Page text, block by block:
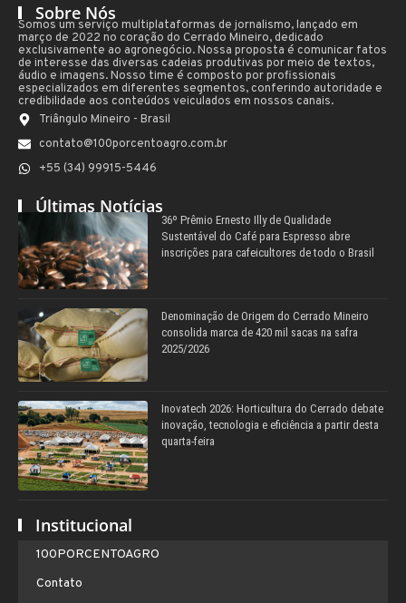
Sobre Nós
Somos um serviço multiplataformas de jornalismo, lançado em
março de 2022 no coração do Cerrado Mineiro, dedicado
exclusivamente ao agronegócio. Nossa proposta é comunicar fatos
de interesse das diversas cadeias produtivas por meio de textos,
áudio e imagens. Nosso time é composto por profissionais
especializados em diferentes segmentos, conferindo autoridade e
credibilidade aos conteúdos veiculados em nossos canais.
Triângulo Mineiro - Brasil
contato@100porcentoagro.com.br
+55 (34) 99915-5446
Últimas Notícias
36º Prêmio Ernesto Illy de Qualidade
Sustentável do Café para Espresso abre
inscrições para cafeicultores de todo o Brasil
Denominação de Origem do Cerrado Mineiro
consolida marca de 420 mil sacas na safra
2025/2026
Inovatech 2026: Horticultura do Cerrado debate
inovação, tecnologia e eficiência a partir desta
quarta-feira
Institucional
100PORCENTOAGRO
Contato